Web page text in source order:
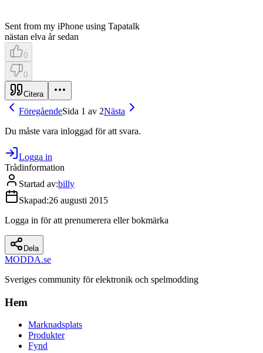
Sent from my iPhone using Tapatalk
nästan elva år sedan
0
0
Citera
FöregåendeSida 1 av 2Nästa
Du måste vara inloggad för att svara.
Logga in
Trådinformation
Startad av:billy
Skapad:26 augusti 2015
Logga in för att prenumerera eller bokmärka
Dela
MODDA.se
Sveriges community för elektronik och spelmodding
Hem
Marknadsplats
Produkter
Fynd